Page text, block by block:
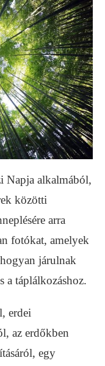
Napja alkalmából,
közötti
arra
fotókat, amelyek
járulnak
a táplálkozáshoz.
erdei
az erdőkben
egy